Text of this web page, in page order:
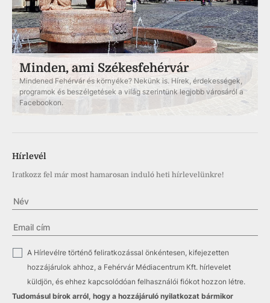
Minden, ami Székesfehérvár
Mindened Fehérvár és környéke? Nekünk is. Hírek, érdekességek,
programok és beszélgetések a világ szerintünk legjobb városáról a
Facebookon.
Hírlevél
Iratkozz fel már most hamarosan induló heti hírlevelünkre!
A Hírlevélre történő feliratkozással önkéntesen, kifejezetten
hozzájárulok ahhoz, a Fehérvár Médiacentrum Kft. hírlevelet
küldjön, és ehhez kapcsolódóan felhasználói fiókot hozzon létre.
Tudomásul bírok arról, hogy a hozzájáruló nyilatkozat bármikor